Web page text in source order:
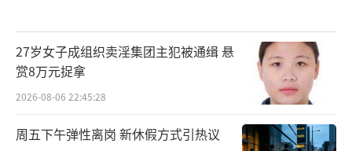
27岁女子成组织卖淫集团主犯被通缉 悬
赏8万元捉拿
2026-08-06 22:45:28
周五下午弹性离岗 新休假方式引热议